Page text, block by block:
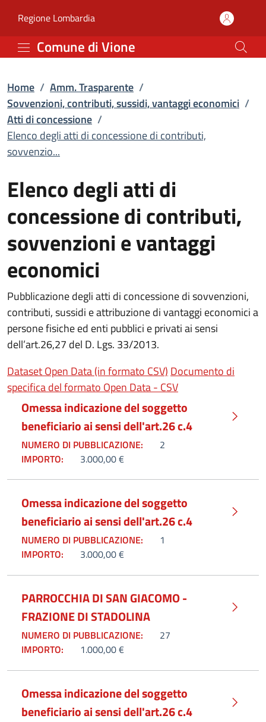
Elenco degli atti di
Regione Lombardia(apre in un'altra scheda).
Comune di Vione
Home / Amm. Trasparente /
Sovvenzioni, contributi, sussidi, vantaggi economici /
Atti di concessione /
Elenco degli atti di concessione di contributi,
sovvenzio...
Elenco degli atti di
concessione di contributi,
sovvenzioni e vantaggi
economici
Pubblicazione degli atti di concessione di sovvenzioni,
contributi, sussidi e attribuzione di vantaggi economici a
persone fisiche ed enti pubblici e privati ai sensi
dell’art.26,27 del D. Lgs. 33/2013.
Dataset Open Data (in formato CSV) (apre in un'altra
Documento di
specifica del formato Open Data - CSV(apre in un'altra
Omessa indicazione del soggetto
beneficiario ai sensi dell'art.26 c.4
NUMERO DI PUBBLICAZIONE:
2
IMPORTO:
3.000,00 €
Omessa indicazione del soggetto
beneficiario ai sensi dell'art.26 c.4
NUMERO DI PUBBLICAZIONE:
1
IMPORTO:
3.000,00 €
PARROCCHIA DI SAN GIACOMO -
FRAZIONE DI STADOLINA
NUMERO DI PUBBLICAZIONE:
27
IMPORTO:
1.000,00 €
Omessa indicazione del soggetto
beneficiario ai sensi dell'art.26 c.4